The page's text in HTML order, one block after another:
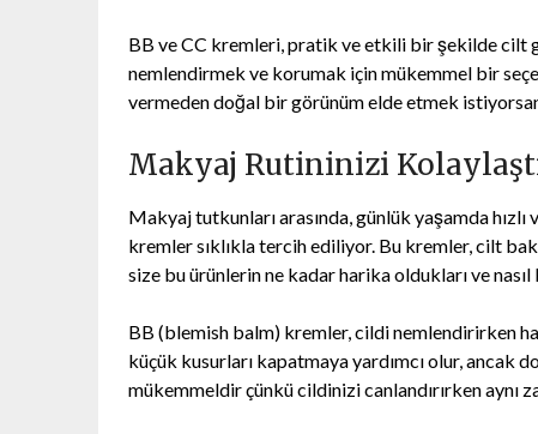
BB ve CC kremleri, pratik ve etkili bir şekilde cilt
nemlendirmek ve korumak için mükemmel bir
vermeden doğal bir görünüm elde etmek
Makyaj Rutininizi
Makyaj tutkunları arasında, günlük yaşamda
kremler sıklıkla tercih ediliyor. Bu kremler, cilt
size bu ürünlerin ne kadar harika oldukları ve
BB (blemish balm) kremler, cildi nemlendirirken
küçük kusurları kapatmaya yardımcı olur, ancak
mükemmeldir çünkü cildinizi canlandırırken aynı